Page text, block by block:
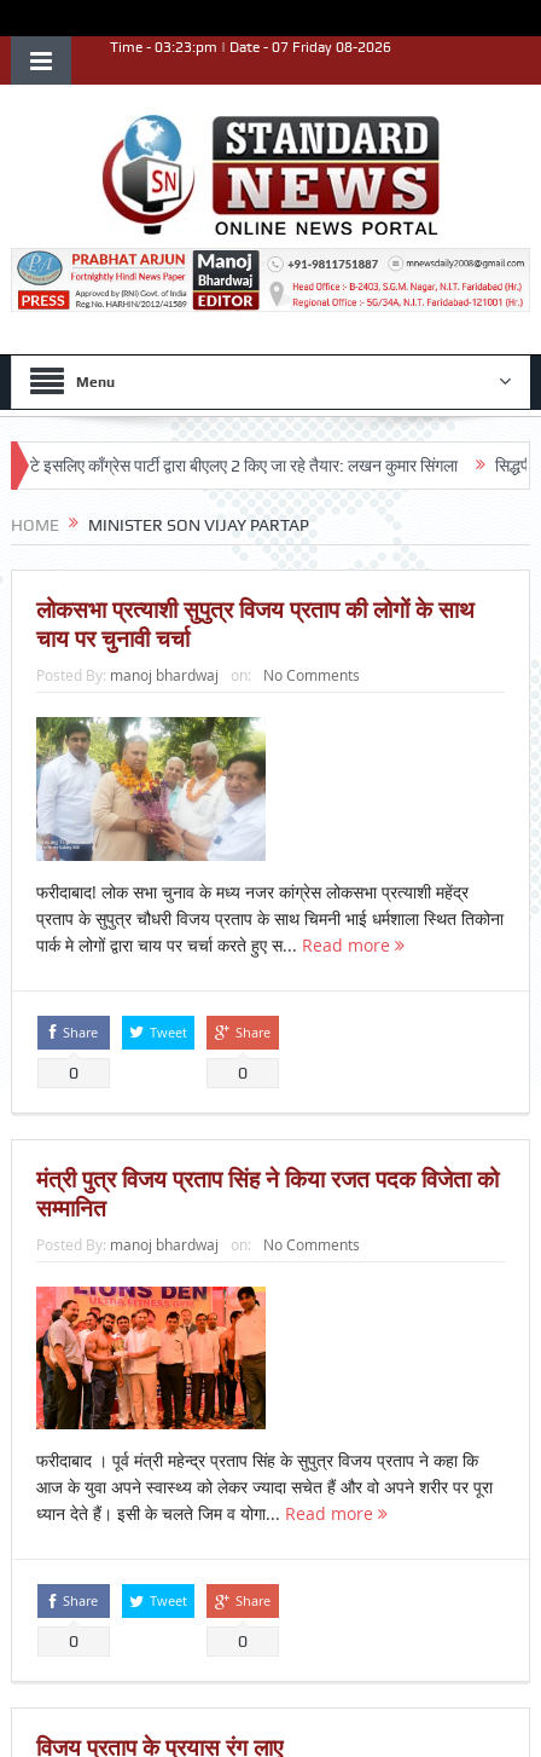
Time - 03:23:pm | Date - 07 Friday 08-2026
Menu
इसलिए काँग्रेस पार्टी द्वारा बीएलए 2 किए जा रहे तैयार: लखन कुमार सिंगला सिद्धपीठ
HOME MINISTER SON VIJAY PARTAP
लोकसभा प्रत्याशी सुपुत्र विजय प्रताप की लोगों के साथ
चाय पर चुनावी चर्चा
Posted By: manoj bhardwaj on: No Comments
फरीदाबाद! लोक सभा चुनाव के मध्य नजर कांग्रेस लोकसभा प्रत्याशी महेंद्र
प्रताप के सुपुत्र चौधरी विजय प्रताप के साथ चिमनी भाई धर्मशाला स्थित तिकोना
पार्क मे लोगों द्वारा चाय पर चर्चा करते हुए स... Read more
Share
0
Tweet Share
0
मंत्री पुत्र विजय प्रताप सिंह ने किया रजत पदक विजेता को
सम्मानित
Posted By: manoj bhardwaj on: No Comments
फरीदाबाद । पूर्व मंत्री महेन्द्र प्रताप सिंह के सुपुत्र विजय प्रताप ने कहा कि
आज के युवा अपने स्वास्थ्य को लेकर ज्यादा सचेत हैं और वो अपने शरीर पर पूरा
ध्यान देते हैं। इसी के चलते जिम व योगा... Read more
Share
0
Tweet Share
0
विजय प्रताप के प्रयास रंग लाए